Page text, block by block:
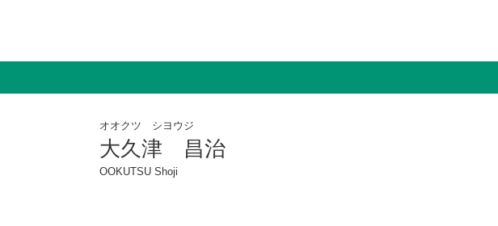
オオクツ シヨウジ
大久津 昌治
OOKUTSU Shoji